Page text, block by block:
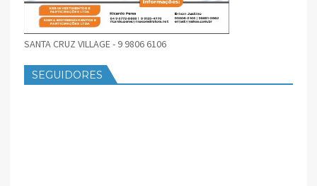
SANTA CRUZ VILLAGE - 9 9806 6106
SEGUIDORES